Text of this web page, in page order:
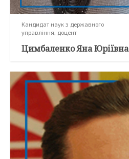
Кандидат наук з державного
управління, доцент
Цимбаленко Яна Юріївна